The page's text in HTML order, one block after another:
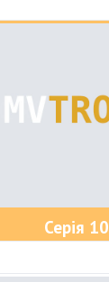
Серія 10